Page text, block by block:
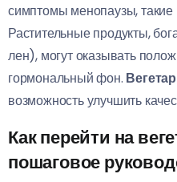
симптомы менопаузы,
Растительные продукты,
лен), могут оказывать
гормональный фон.
возможность улучшить
Как перейти на
пошаговое